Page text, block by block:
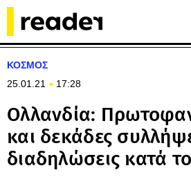
ΚΟΣΜΟΣ
25.01.21
17:28
Ολλανδία:
και δεκάδες
διαδηλώσεις κατά